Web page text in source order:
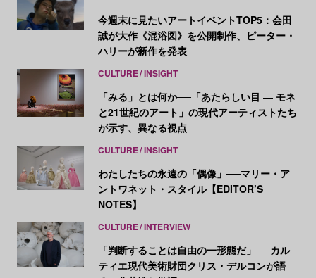
今週末に見たいアートイベントTOP5：会田
誠が大作《混浴図》を公開制作、ピーター・
ハリーが新作を発表
CULTURE INSIGHT
「みる」とは何か──「あたらしい目 ― モネ
と21世紀のアート」の現代アーティストたち
が示す、異なる視点
CULTURE INSIGHT
わたしたちの永遠の「偶像」──マリー・ア
ントワネット・スタイル【EDITOR’S
NOTES】
CULTURE INTERVIEW
「判断することは自由の一形態だ」──カル
ティエ現代美術財団クリス・デルコンが語